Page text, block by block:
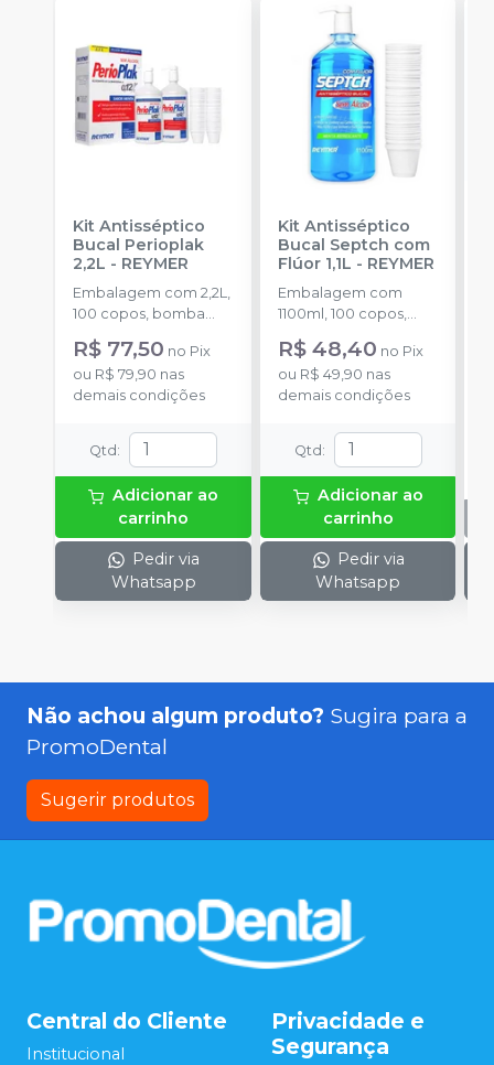
Kit Antisséptico
Bucal Perioplak
2,2L - REYMER
Embalagem com 2,2L,
100 copos, bomba
dosadora.
R$ 77,50 no Pix
ou R$ 79,90 nas
demais condições
Qtd :
Adicionar ao
carrinho
Pedir via
Whatsapp
Kit Antisséptico
Bucal Septch com
Flúor 1,1L - REYMER
Embalagem com
1100ml, 100 copos,
bomba dosadora.
R$ 48,40 no Pix
ou R$ 49,90 nas
demais condições
Qtd :
Adicionar ao
carrinho
Pedir via
Whatsapp
Não achou algum produto? Sugira para a
PromoDental
Sugerir produtos
Central do Cliente
Institucional
Privacidade e
Segurança